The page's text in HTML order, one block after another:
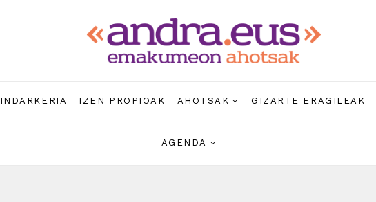
INDARKERIA IZEN PROPIOAK AHOTSAK GIZARTE ERAGILEAK
AGENDA